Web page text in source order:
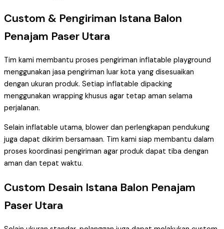
Custom & Pengiriman Istana Balon
Penajam Paser Utara
Tim kami membantu proses pengiriman inflatable playground
menggunakan jasa pengiriman luar kota yang disesuaikan
dengan ukuran produk. Setiap inflatable dipacking
menggunakan wrapping khusus agar tetap aman selama
perjalanan.
Selain inflatable utama, blower dan perlengkapan pendukung
juga dapat dikirim bersamaan. Tim kami siap membantu dalam
proses koordinasi pengiriman agar produk dapat tiba dengan
aman dan tepat waktu.
Custom Desain Istana Balon Penajam
Paser Utara